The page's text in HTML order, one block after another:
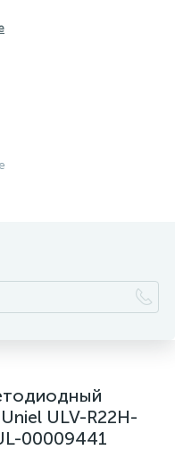
ULV-R22H-
00009441